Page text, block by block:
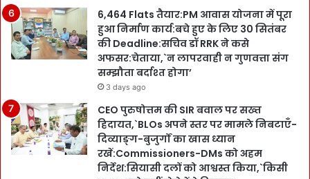
6,464 Flats तैयार:PM आवास योजना में पूरा
हुआ निर्माण कार्य:बचे हुए के लिए 30 सितंबर
की Deadline:सचिव डॉ RRK ने कसे
अफसर:चेताया,`न लापरवाही न गुणवत्ता संग
सम्झौता बर्दाश्त होगा’
3 days ago
CEO पुरुषोत्तम की SIR बवाल पर सख्त
हिदायत,`BLOs अपने स्तर पर मामले निबटाएँ-
दिव्याङ्ग-बुजुर्गों का खास ध्यान
रखें:Commissioners-DMs को अहम
निर्देश:सियासी दलों को आश्वस्त किया,`किसी